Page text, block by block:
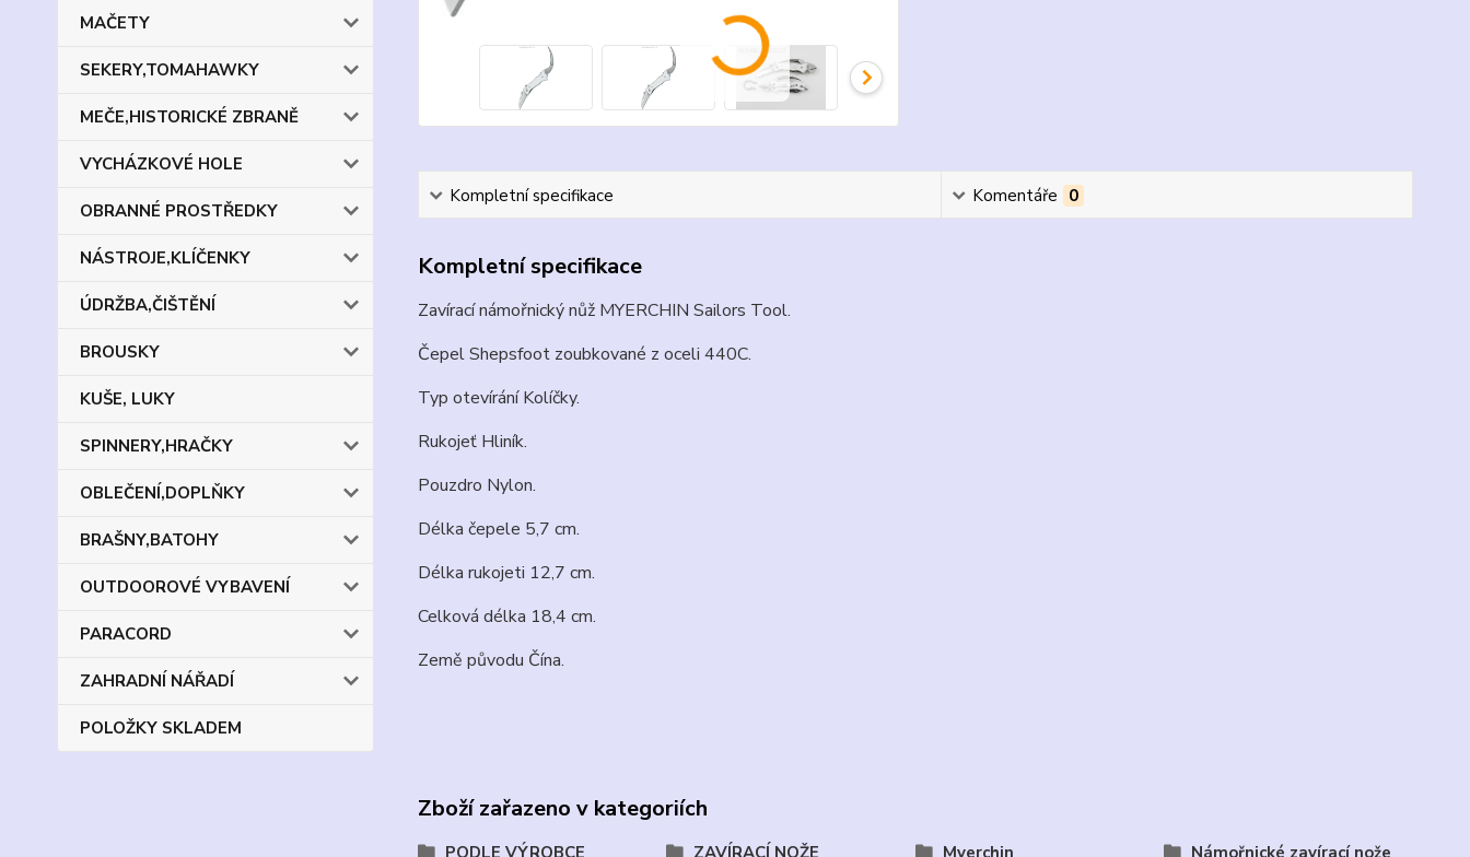
MAČETY
SEKERY,TOMAHAWKY
MEČE,HISTORICKÉ ZBRANĚ
VYCHÁZKOVÉ HOLE
OBRANNÉ PROSTŘEDKY
NÁSTROJE,KLÍČENKY
ÚDRŽBA,ČIŠTĚNÍ
BROUSKY
KUŠE, LUKY
SPINNERY,HRAČKY
OBLEČENÍ,DOPLŇKY
BRAŠNY,BATOHY
OUTDOOROVÉ VYBAVENÍ
PARACORD
ZAHRADNÍ NÁŘADÍ
POLOŽKY SKLADEM
Kompletní specifikace Komentáře 0
Kompletní specifikace
Zavírací námořnický nůž MYERCHIN Sailors Tool.
Čepel Shepsfoot zoubkované z oceli 440C.
Typ otevírání Kolíčky.
Rukojeť Hliník.
Pouzdro Nylon.
Délka čepele 5,7 cm.
Délka rukojeti 12,7 cm.
Celková délka 18,4 cm.
Země původu Čína.
Zboží zařazeno v kategoriích